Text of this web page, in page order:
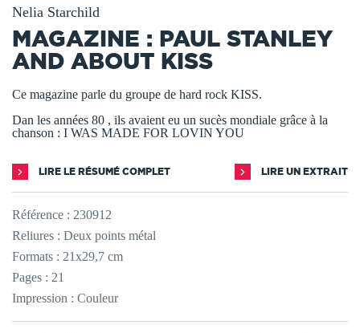
Nelia Starchild
MAGAZINE : PAUL STANLEY
AND ABOUT KISS
Ce magazine parle du groupe de hard rock KISS.
Dan les années 80 , ils avaient eu un sucès mondiale grâce à la
chanson : I WAS MADE FOR LOVIN YOU
LIRE LE RÉSUMÉ COMPLET LIRE UN EXTRAIT
Référence : 230912
Reliures : Deux points métal
Formats : 21x29,7 cm
Pages : 21
Impression : Couleur